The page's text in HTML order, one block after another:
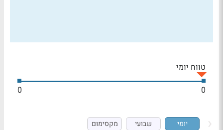
טווח יומי
0
0
יומי שבועי מקסימום